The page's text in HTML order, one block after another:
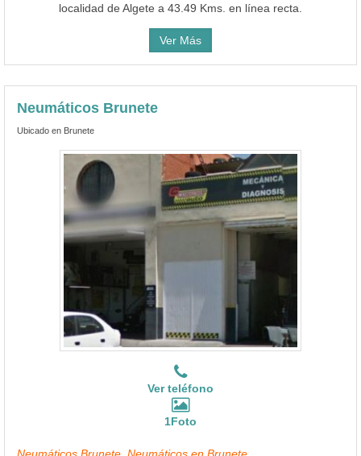
localidad de Algete a 43.49 Kms. en línea recta.
Ver Más
Neumáticos Brunete
Ubicado en Brunete
Ver teléfono
1Foto
Neumáticos Brunete, Neumáticos en Brunete